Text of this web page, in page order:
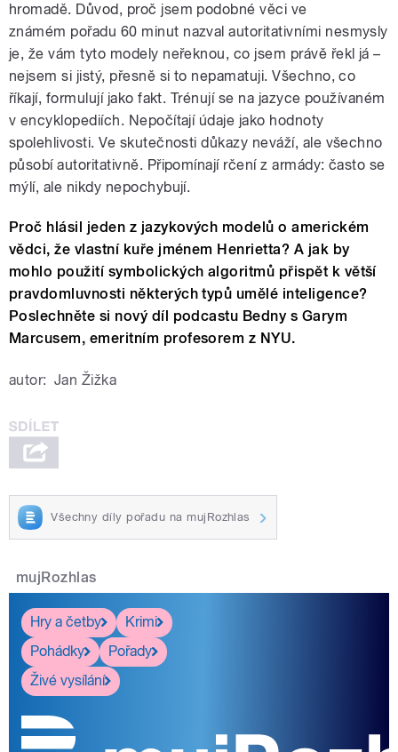
hromadě. Důvod, proč jsem podobné věci ve
známém pořadu 60 minut nazval autoritativními nesmysly
je, že vám tyto modely neřeknou, co jsem právě řekl já –
nejsem si jistý, přesně si to nepamatuji. Všechno, co
říkají, formulují jako fakt. Trénují se na jazyce používaném
v encyklopediích. Nepočítají údaje jako hodnoty
spolehlivosti. Ve skutečnosti důkazy neváží, ale všechno
působí autoritativně. Připomínají rčení z armády: často se
mýlí, ale nikdy nepochybují.
Proč hlásil jeden z jazykových modelů o americkém
vědci, že vlastní kuře jménem Henrietta? A jak by
mohlo použití symbolických algoritmů přispět k větší
pravdomluvnosti některých typů umělé inteligence?
Poslechněte si nový díl podcastu Bedny s Garym
Marcusem, emeritním profesorem z NYU.
autor: Jan Žižka
Všechny díly pořadu na mujRozhlas
mujRozhlas
Hry a četby
Krimi
Pohádky
Pořady
Živé vysílání